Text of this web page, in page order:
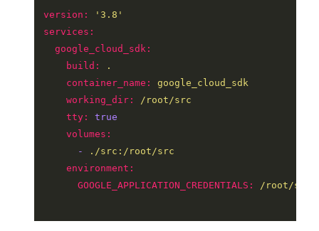
version:
'3.8'
services:
google_cloud_sdk:
build:
.
container_name:
google_cloud_sdk
working_dir:
/root/src
tty:
true
volumes:
-
./src:/root/src
environment:
GOOGLE_APPLICATION_CREDENTIALS:
/root/src/